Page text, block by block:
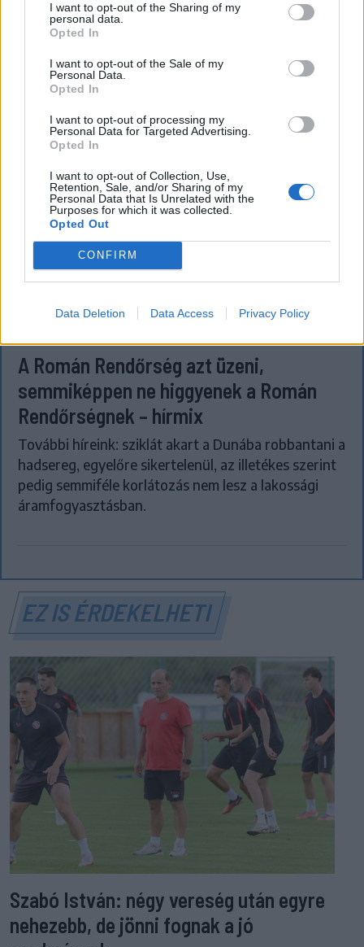
I want to opt-out of the Sharing of my
personal data.
Opted In
I want to opt-out of the Sale of my
Personal Data.
Opted In
I want to opt-out of processing my
Personal Data for Targeted Advertising.
Opted In
I want to opt-out of Collection, Use,
Retention, Sale, and/or Sharing of my
Personal Data that Is Unrelated with the
Purposes for which it was collected.
Opted Out
CONFIRM
Data Deletion Data Access Privacy Policy
azonban ezt fokozatosan kivonják a forgalomból,
amint az új elektronikus és egyszerű személyi
A Román Rendőrség azt üzeni,
semmiképpen ne higgyenek a Román
Rendőrségnek – hírmix
További híreink: sziklát akart a Dunába robbantani a
hadsereg, egyelőre sikertelenül, az illetékes szerint
pedig semmiféle korlátozás nem lesz a lakossági
áramfogyasztásban.
EZ IS ÉRDEKELHETI
Szabó István: négy vereség után egyre
nehezebb, de jönni fognak a jó